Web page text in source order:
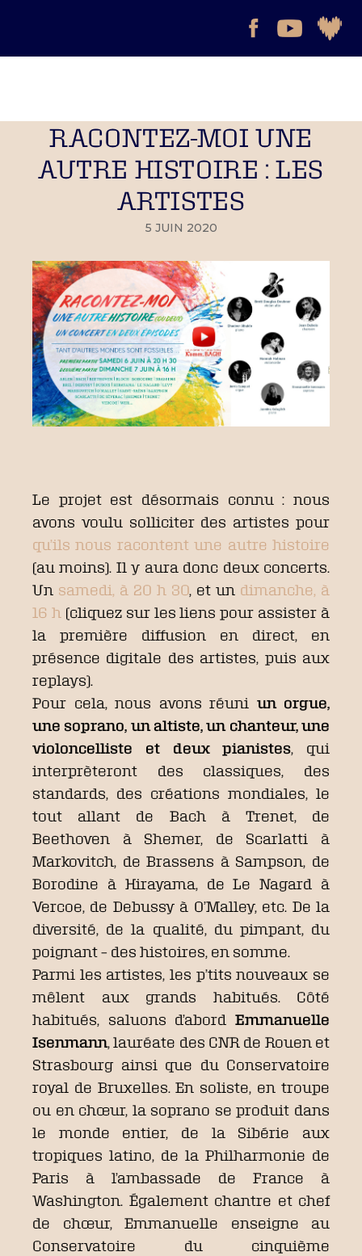
RACONTEZ-MOI UNE
AUTRE HISTOIRE : LES
ARTISTES
5 JUIN 2020
Le projet est désormais connu : nous
avons voulu solliciter des artistes pour
qu’ils nous racontent une autre histoire
(au moins). Il y aura donc deux concerts.
Un samedi, à 20 h 30, et un dimanche, à
16 h (cliquez sur les liens pour assister à
la première diffusion en direct, en
présence digitale des artistes, puis aux
replays).
Pour cela, nous avons réuni un orgue,
une soprano, un altiste, un chanteur, une
violoncelliste et deux pianistes, qui
interprèteront des classiques, des
standards, des créations mondiales, le
tout allant de Bach à Trenet, de
Beethoven à Shemer, de Scarlatti à
Markovitch, de Brassens à Sampson, de
Borodine à Hirayama, de Le Nagard à
Vercoe, de Debussy à O’Malley, etc. De la
diversité, de la qualité, du pimpant, du
poignant – des histoires, en somme.
Parmi les artistes, les p’tits nouveaux se
mêlent aux grands habitués. Côté
habitués, saluons d’abord Emmanuelle
Isenmann, lauréate des CNR de Rouen et
Strasbourg ainsi que du Conservatoire
royal de Bruxelles. En soliste, en troupe
ou en chœur, la soprano se produit dans
le monde entier, de la Sibérie aux
tropiques latino, de la Philharmonie de
Paris à l’ambassade de France à
Washington. Également chantre et chef
de chœur, Emmanuelle enseigne au
Conservatoire du cinquième